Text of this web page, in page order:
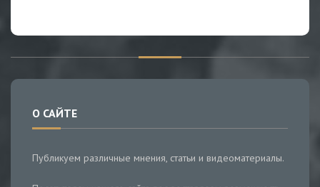
О САЙТЕ
Публикуем различные мнения, статьи и видеоматериалы.